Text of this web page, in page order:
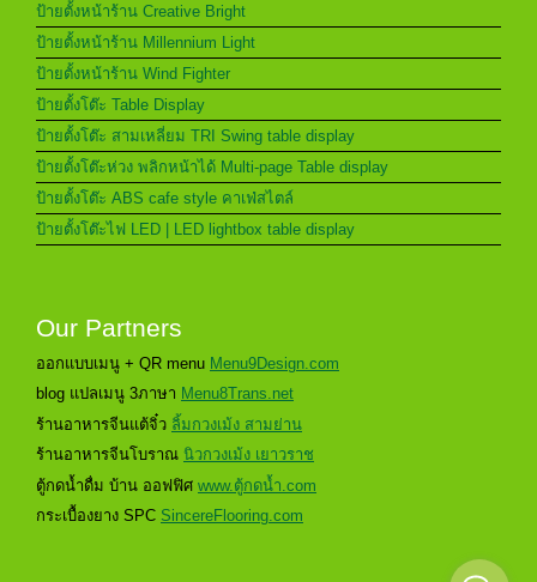
ป้ายตั้งหน้าร้าน Creative Bright
ป้ายตั้งหน้าร้าน Millennium Light
ป้ายตั้งหน้าร้าน Wind Fighter
ป้ายตั้งโต๊ะ Table Display
ป้ายตั้งโต๊ะ สามเหลี่ยม TRI Swing table display
ป้ายตั้งโต๊ะห่วง พลิกหน้าได้ Multi-page Table display
ป้ายตั้งโต๊ะ ABS cafe style คาเฟ่สไตล์
ป้ายตั้งโต๊ะไฟ LED | LED lightbox table display
Our Partners
ออกแบบเมนู + QR menu Menu9Design.com
blog แปลเมนู 3ภาษา Menu8Trans.net
ร้านอาหารจีนแต้จิ๋ว ลิ้มกวงเม้ง สามย่าน
ร้านอาหารจีนโบราณ นิวกวงเม้ง เยาวราช
ตู้กดน้ำดื่ม บ้าน ออฟฟิศ www.ตู้กดน้ำ.com
กระเบื้องยาง SPC SincereFlooring.com